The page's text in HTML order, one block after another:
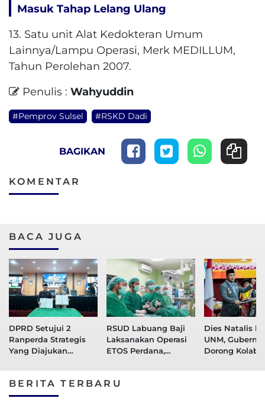
Masuk Tahap Lelang Ulang
13. Satu unit Alat Kedokteran Umum
Lainnya/Lampu Operasi, Merk MEDILLUM,
Tahun Perolehan 2007.
Penulis : Wahyuddin
#Pemprov Sulsel #RSKD Dadi
BAGIKAN
KOMENTAR
BACA JUGA
DPRD Setujui 2
Ranperda Strategis
Yang Diajukan
RSUD Labuang Baji
Laksanakan Operasi
ETOS Perdana,
Dies Natalis
UNM,
Dorong
BERITA TERBARU